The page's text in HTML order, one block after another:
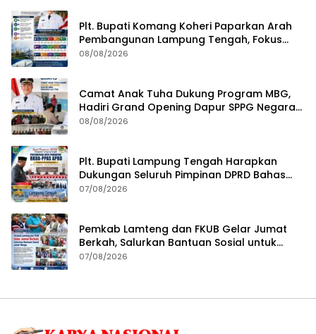
Plt. Bupati Komang Koheri Paparkan Arah
Pembangunan Lampung Tengah, Fokus
pada SDM, Ekonomi, Infrastruktur dan
08/08/2026
Camat Anak Tuha Dukung Program MBG,
Hadiri Grand Opening Dapur SPPG Negara
Aji Tua Lampung Tengah
08/08/2026
Plt. Bupati Lampung Tengah Harapkan
Dukungan Seluruh Pimpinan DPRD Bahas
RKUA-PPAS APBD Tahun 2027
07/08/2026
Pemkab Lamteng dan FKUB Gelar Jumat
Berkah, Salurkan Bantuan Sosial untuk
Warga
07/08/2026